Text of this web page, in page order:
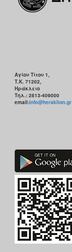
Αγίου Τίτου 1,
Τ.Κ. 71202,
Ηράκλειο
Τηλ.: 2813-409000
email:info@heraklion.gr